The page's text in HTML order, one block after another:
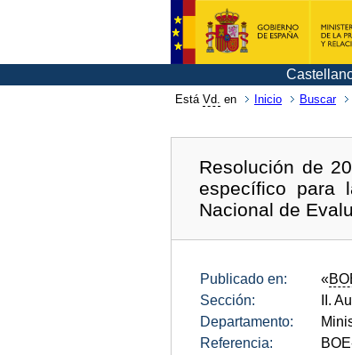
Está Vd. en Inicio Buscar
Resolución de
específico para
Nacional de
Publicado en: «
Sección:
II.
Departamento:
Referencia: